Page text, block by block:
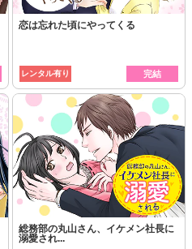
恋は忘れた頃にやってくる
レンタル有り 完結
総務部の丸山さん、イケメン社長に
溺愛され...